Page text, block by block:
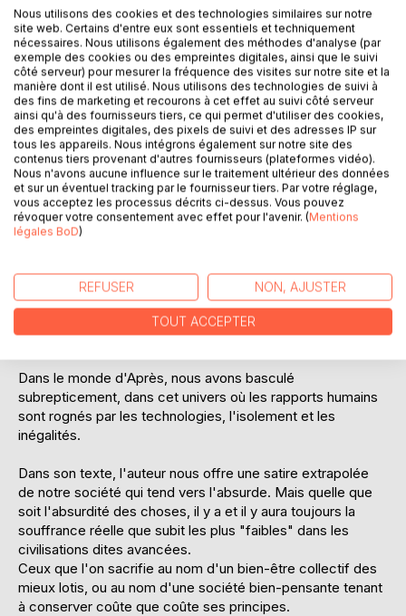
DESCRIPTION
Le monde s'accélère quand il s'arrête.
Voici le premier constat que l'on fit le jour d'Après.
L'énorme choc sanitaire qui s'est subitement abattu sur la
planète, laissa la place à un remaniement social,
économique et géopolitique. Un chaos qui a fait exploser
des technologies prêtes et qui n'attendaient qu'un coup du
sort pour se révéler.
Nous sommes en 2031, dans le monde d'Après.
s'est transformée en une plateforme d'obligations, qui ont
intensifié tous les extrémismes. Une société fracturée
mais qui s'est structurée par de nouveaux concepts de
plus en plus insaisissables.
Dans le monde d'Après, nous avons basculé
subrepticement, dans cet univers où les rapports humains
sont rognés par les technologies, l'isolement et les
inégalités.
Dans son texte, l'auteur nous offre une satire extrapolée
de notre société qui tend vers l'absurde. Mais quelle que
soit l'absurdité des choses, il y a et il y aura toujours la
souffrance réelle que subit les plus "faibles" dans les
civilisations dites avancées.
Ceux que l'on sacrifie au nom d'un bien-être collectif des
mieux lotis, ou au nom d'une société bien-pensante tenant
à conserver coûte que coûte ses principes.
Nous utilisons des cookies et des technologies similaires sur notre
site web. Certains d'entre eux sont essentiels et techniquement
nécessaires. Nous utilisons également des méthodes d'analyse (par
exemple des cookies ou des empreintes digitales, ainsi que le suivi
côté serveur) pour mesurer la fréquence des visites sur notre site et la
manière dont il est utilisé. Nous utilisons des technologies de suivi à
des fins de marketing et recourons à cet effet au suivi côté serveur
ainsi qu'à des fournisseurs tiers, ce qui permet d'utiliser des cookies,
des empreintes digitales, des pixels de suivi et des adresses IP sur
tous les appareils. Nous intégrons également sur notre site des
contenus tiers provenant d'autres fournisseurs (plateformes vidéo).
Nous n'avons aucune influence sur le traitement ultérieur des données
et sur un éventuel tracking par le fournisseur tiers. Par votre réglage,
vous acceptez les processus décrits ci-dessus. Vous pouvez
révoquer votre consentement avec effet pour l'avenir. (Mentions
légales BoD)
REFUSER NON, AJUSTER
TOUT ACCEPTER